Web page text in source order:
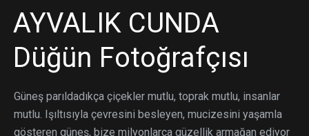
AYVALIK CUNDA
Düğün Fotoğrafçısı
Güneş parıldadıkça çiçekler mutlu, toprak mutlu, insanlar
mutlu. Işıltısıyla çevresini besleyen, mucizesini yaşamla
gösteren güneş, bize milyonlarca güzellik armağan ediyor